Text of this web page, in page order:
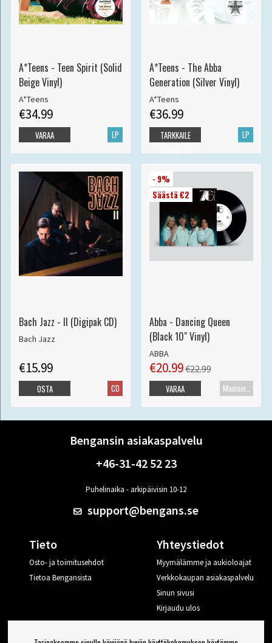
A*Teens - Teen Spirit (Solid
Beige Vinyl)
A*Teens
€34.99
LP
VARAA
A*Teens - The Abba
Generation (Silver Vinyl)
A*Teens
€36.99
LP
TARKKAILE
Bach Jazz - II (Digipak CD)
Bach Jazz
€15.99
CD
OSTA
- 9%
Säästä €2
Abba - Dancing Queen
(Black 10" Vinyl)
ABBA
€20.99€22.99
Maxisingle
VARAA
Bengansin asiakaspalvelu
+46-31-42 52 23
Puhelinaika - arkipäivisin 10-12
support@bengans.se
Tieto
Osto- ja toimitusehdot
Tietoa Bengansista
Yhteystiedot
Myymälämme ja aukioloajat
Verkkokaupan asiakaspalvelu
Sinun sivusi
Kirjaudu ulos
Haluan vinkkejä Bengansilta